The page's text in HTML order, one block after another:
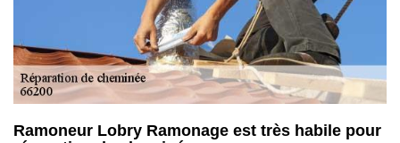
Ramoneur Lobry Ramonage est très habile pour